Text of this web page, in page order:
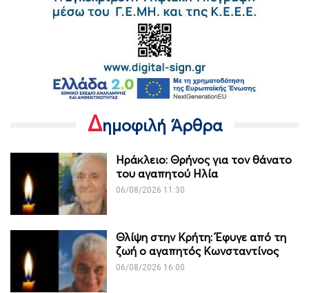
Δημοφιλή Άρθρα
Ηράκλειο: Θρήνος για τον θάνατο
του αγαπητού Ηλία
06/08/2026 11:30
Θλίψη στην Κρήτη: Έφυγε από τη
ζωή ο αγαπητός Κωνσταντίνος
06/08/2026 16:00